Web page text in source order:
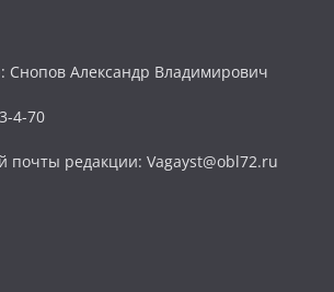
Снопов Александр Владимирович
4-70
почты редакции: Vagayst@obl72.ru